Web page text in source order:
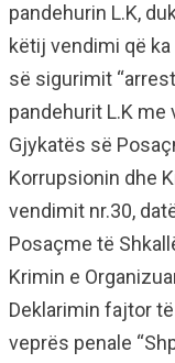
pandehurin L.K,
këtij vendimi që
së sigurimit
pandehurit L.K me
Gjykatës së
Korrupsionin dhe
vendimit nr.30,
Posaçme të
Krimin e
Deklarimin fajtor
veprës penale